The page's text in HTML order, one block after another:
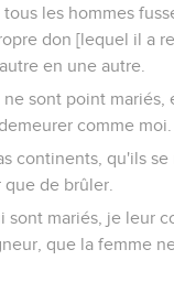
les hommes
don [lequel il a
en une autre.
sont point mariés,
comme moi.
continents, qu'ils se
de brûler.
sont mariés, je leur
que la femme